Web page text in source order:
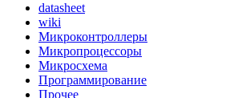
datasheet
wiki
Микроконтроллеры
Микропроцессоры
Микросхема
Программирование
Прочее